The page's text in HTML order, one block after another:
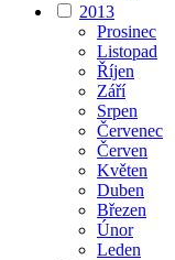
2013
Prosinec
Listopad
Říjen
Září
Srpen
Červenec
Červen
Květen
Duben
Březen
Únor
Leden